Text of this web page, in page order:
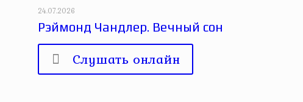
24.07.2026
Рэймонд Чандлер. Вечный сон
Слушать онлайн